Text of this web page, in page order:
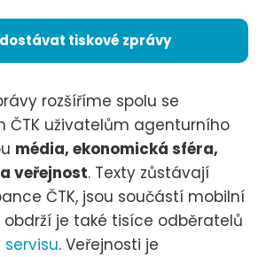
tiskové zprávy
rozšíříme spolu se
ČTK uživatelům agenturního
média, ekonomická sféra,
veřejnost. Texty zůstávají
ČTK, jsou součástí mobilní
obdrží je také tisíce odběratelů
. Veřejnosti je